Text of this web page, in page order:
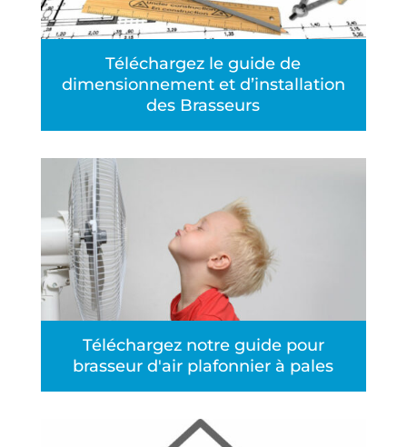
Téléchargez le guide de
dimensionnement et d’installation
des Brasseurs
Téléchargez notre guide pour
brasseur d'air plafonnier à pales